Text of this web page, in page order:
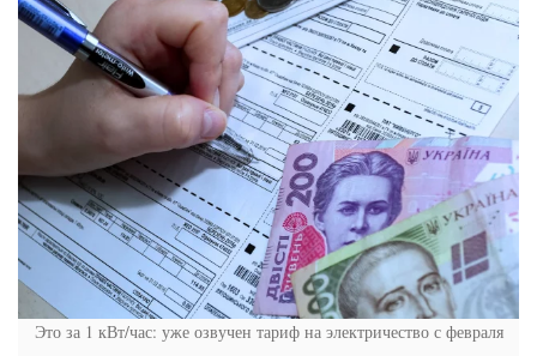
Это за 1 кВт/час: уже озвучен тариф на электричество с февраля